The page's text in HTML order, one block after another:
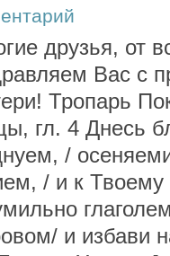
друзья, от
Вас с
Тропарь
гл. 4 Днесь
/
/ и к
и избави